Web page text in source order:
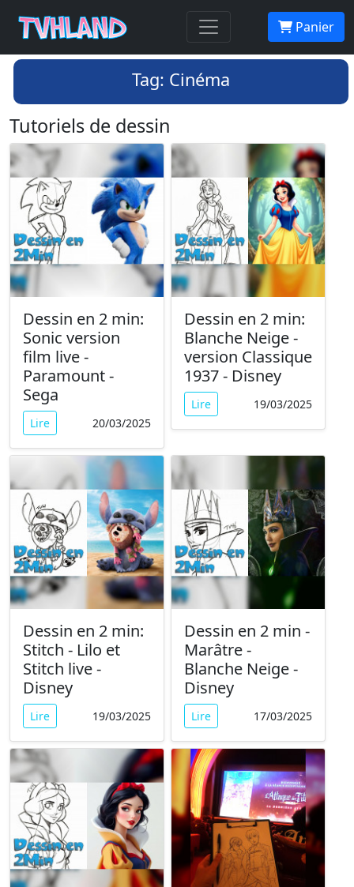
Panier
Tag: Cinéma
Tutoriels de dessin
Dessin en 2 min:
Sonic version
film live -
Paramount -
Sega
Lire 20/03/2025
Dessin en 2 min:
Blanche Neige -
version Classique
1937 - Disney
Lire 19/03/2025
Dessin en 2 min:
Stitch - Lilo et
Stitch live -
Disney
Lire 19/03/2025
Dessin en 2 min -
Marâtre -
Blanche Neige -
Disney
Lire 17/03/2025